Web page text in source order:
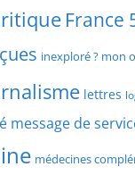
France
inexploré ? mon
lettres
message de
médecines